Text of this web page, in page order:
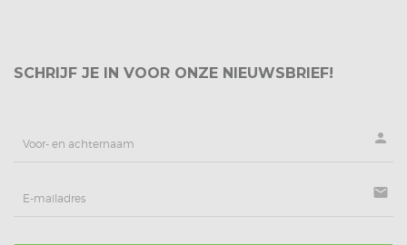
SCHRIJF JE IN VOOR ONZE NIEUWSBRIEF!
person
mail